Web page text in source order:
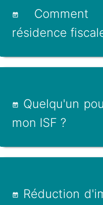
Comment
résidence
Quelqu'un
mon ISF ?
Réduction